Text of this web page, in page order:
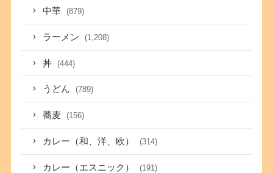
中華 (879)
ラーメン (1,208)
丼 (444)
うどん (789)
蕎麦 (156)
カレー（和、洋、欧） (314)
カレー（エスニック） (191)